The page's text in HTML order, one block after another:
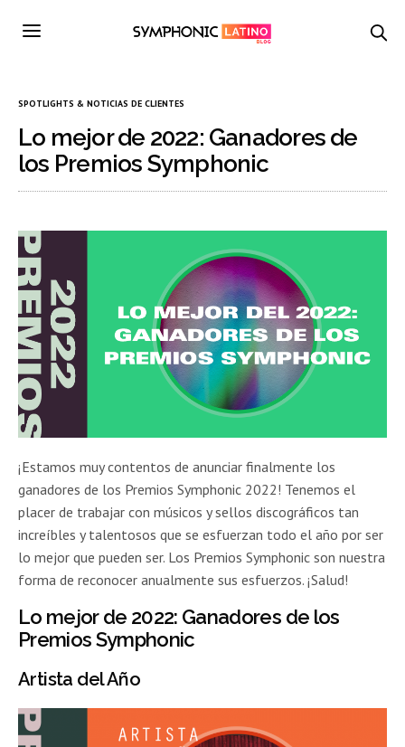
SPOTLIGHTS & NOTICIAS DE CLIENTES
Lo mejor de 2022: Ganadores de
los Premios Symphonic
¡Estamos muy contentos de anunciar finalmente los
ganadores de los Premios Symphonic 2022! Tenemos el
placer de trabajar con músicos y sellos discográficos tan
increíbles y talentosos que se esfuerzan todo el año por ser
lo mejor que pueden ser. Los Premios Symphonic son nuestra
forma de reconocer anualmente sus esfuerzos. ¡Salud!
Lo mejor de 2022: Ganadores de los
Premios Symphonic
Artista del Año